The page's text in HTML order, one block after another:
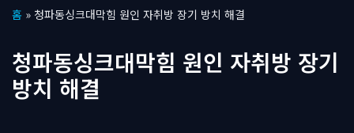
텐
로
건
홈 » 청파동싱크대막힘 원인 자취방 장기 방치 해결
청파동싱크대막힘 원인 자취방 장기
방치 해결